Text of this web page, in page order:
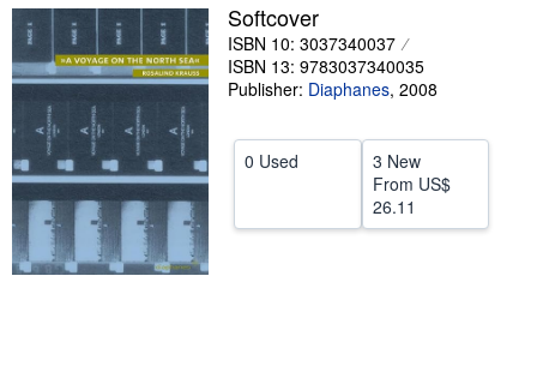
Sellers
Start Selling
Help
CLOSE
Softcover
ISBN 10: 3037340037
ISBN 13: 9783037340035
Publisher: Diaphanes, 2008
0 Used
3 New
From US$
26.11